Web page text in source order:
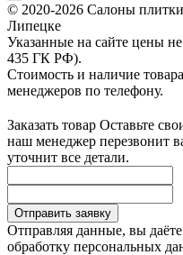
© 2020-2026 Салоны
Липецке
Указанные на сайте цены
435 ГК РФ).
Стоимость и наличие
менеджеров по телефону.
Заказать товар Оставьте
наш менеджер перезвонит
уточнит все детали.
Отправить заявку
Отправляя данные, вы даёте
обработку персональных